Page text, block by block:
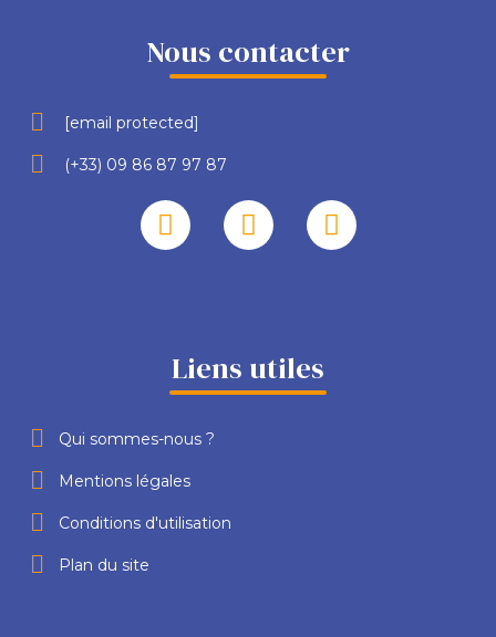
Nous contacter
[email protected]
(+33) 09 86 87 97 87
Liens utiles
Qui sommes-nous ?
Mentions légales
Conditions d'utilisation
Plan du site